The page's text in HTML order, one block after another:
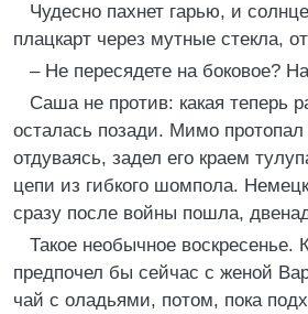
Чудесно пахнет гарью, и
плацкарт через мутные стекла,
– Не пересядете на боковое?
Саша не против: какая теперь
осталась позади. Мимо протопал
отдуваясь, задел его краем
цепи из гибкого шомпола.
сразу после войны пошла,
Такое необычное воскресенье.
предпочел бы сейчас с женой
чай с оладьями, потом, пока